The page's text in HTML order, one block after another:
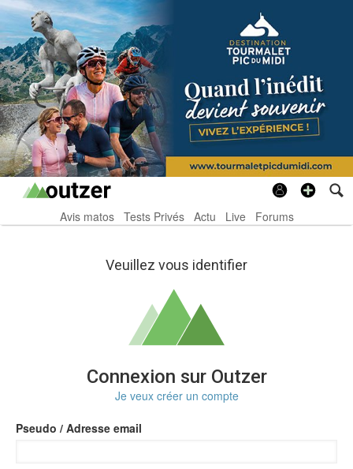
Avis matos Tests Privés Actu Live Forums
Veuillez vous identifier
Connexion sur Outzer
Je veux créer un compte
Pseudo / Adresse email